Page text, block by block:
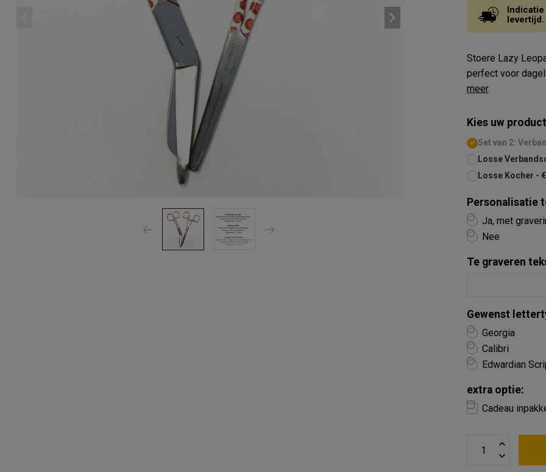
levertijd.
Stoere Lazy
perfect voor
meer.
Kies uw
Set van 2:
Losse
Losse Kocher -
Personalisatie
Ja, met
Nee
Te graveren
Gewenst
Georgia
Calibri
Edwardian
extra optie:
Cadeau